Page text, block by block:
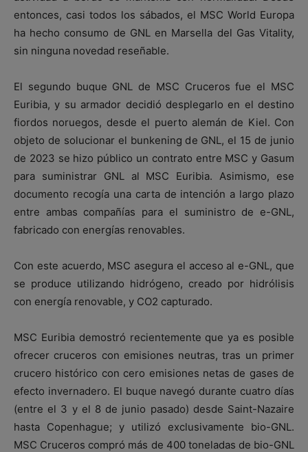
entonces, casi todos los sábados, el MSC World Europa
ha hecho consumo de GNL en Marsella del Gas Vitality,
sin ninguna novedad reseñable.
El segundo buque GNL de MSC Cruceros fue el MSC
Euribia, y su armador decidió desplegarlo en el destino
fiordos noruegos, desde el puerto alemán de Kiel. Con
objeto de solucionar el bunkening de GNL, el 15 de junio
de 2023 se hizo público un contrato entre MSC y Gasum
para suministrar GNL al MSC Euribia. Asimismo, ese
documento recogía una carta de intención a largo plazo
entre ambas compañías para el suministro de e-GNL,
fabricado con energías renovables.
Con este acuerdo, MSC asegura el acceso al e-GNL, que
se produce utilizando hidrógeno, creado por hidrólisis
con energía renovable, y CO2 capturado.
MSC Euribia demostró recientemente que ya es posible
ofrecer cruceros con emisiones neutras, tras un primer
crucero histórico con cero emisiones netas de gases de
efecto invernadero. El buque navegó durante cuatro días
(entre el 3 y el 8 de junio pasado) desde Saint-Nazaire
hasta Copenhague; y utilizó exclusivamente bio-GNL.
MSC Cruceros compró más de 400 toneladas de bio-GNL